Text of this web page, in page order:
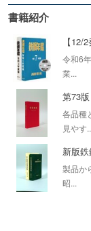
書籍紹介
【12/
令和6
業...
第73
各品種
見やす
新版
製品か
昭...